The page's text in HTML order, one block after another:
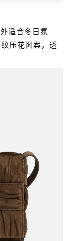
适合冬日氛
压花图案，透